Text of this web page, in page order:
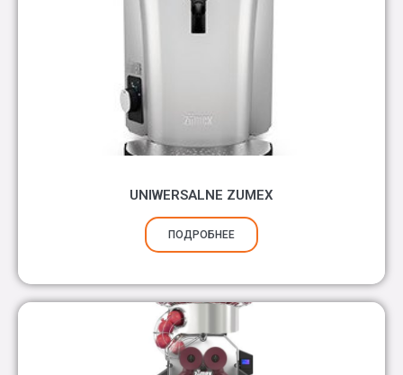
UNIWERSALNE ZUMEX
ПОДРОБНЕЕ